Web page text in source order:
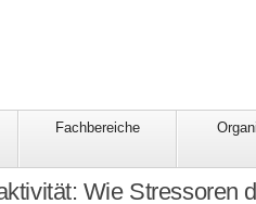
Fachbereiche
Wie Stressoren